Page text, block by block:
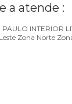
a atende :
PAULO INTERIOR
Zona Norte